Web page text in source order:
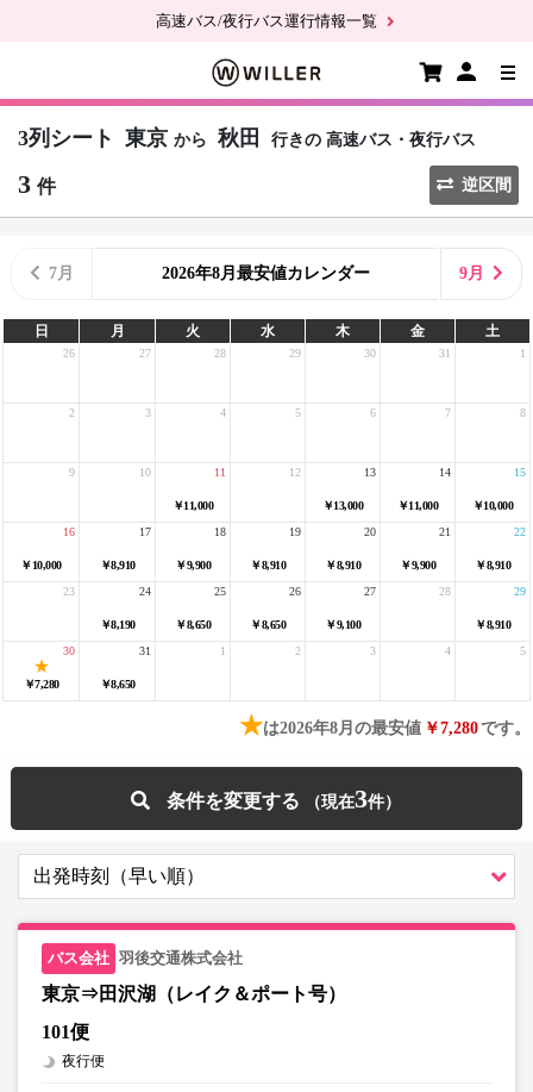
高速バス/夜行バス運行情報一覧
3列シート 東京 から 秋田 行きの 高速バス・夜行バス
3 件 逆区間
7月 2026年8月最安値カレンダー 9月
日 月 火 水 木 金 土
26 27 28 29 30 31 1
2 3 4 5 6 7 8
9 10
￥11,000
11 12
￥13,000
13
￥11,000
14
￥10,000
15
￥10,000
16
￥8,910
17
￥9,900
18
￥8,910
19
￥8,910
20
￥9,900
21
￥8,910
22
23
￥8,190
24
￥8,650
25
￥8,650
26
￥9,100
27 28
￥8,910
29
￥7,280
30
￥8,650
31 1 2 3 4 5
★は2026年8月の最安値 ￥7,280です。
条件を変更する 3
羽後交通株式会社
東京⇒田沢湖（レイク＆ポート号）
101便
夜行便